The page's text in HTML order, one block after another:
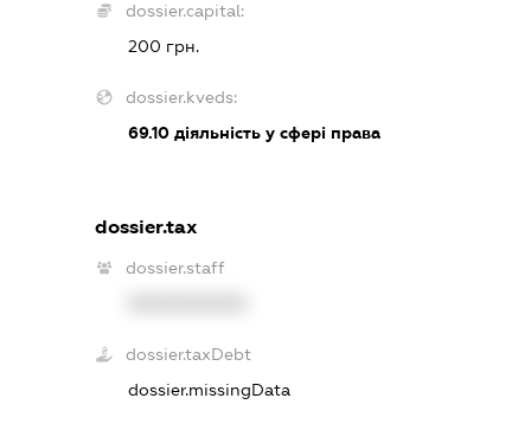
dossier.capital:
200 грн.
dossier.kveds:
69.10 діяльність у сфері права
dossier.tax
dossier.staff
dossier.taxDebt
dossier.missingData